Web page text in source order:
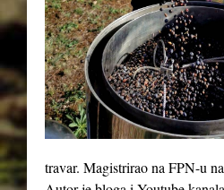
travar. Magistrirao na FPN-u